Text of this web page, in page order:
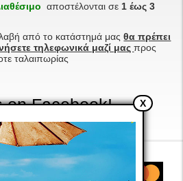
αποστέλονται σε 1 έως 3
από το κατάστημά μαςθα πρέπει
τηλεφωνικά μαζί μαςπρος
ταλαιπωρίας
on Facebook! X